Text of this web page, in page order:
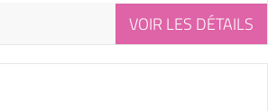
VOIR LES DÉTAILS